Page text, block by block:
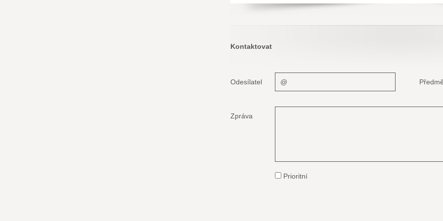
Kontaktovat
Odesílatel
Zpráva
Prioritní